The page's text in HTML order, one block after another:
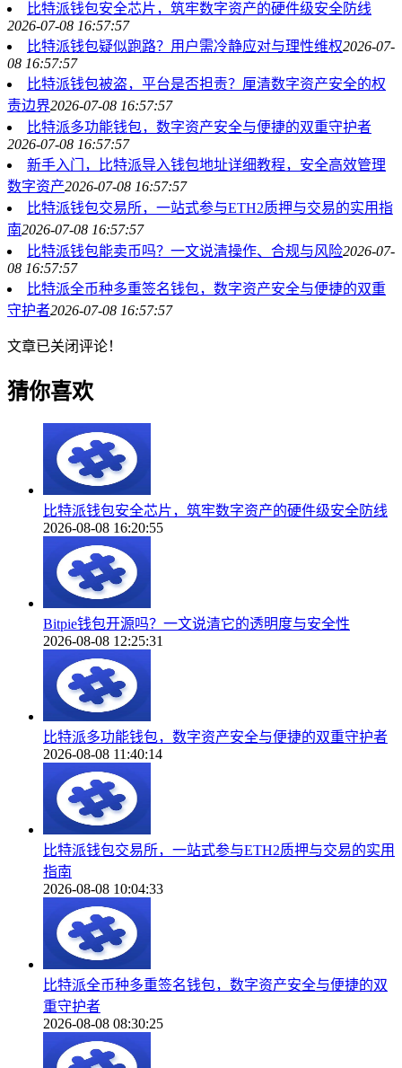
比特派钱包安全芯片，筑牢数字资产的硬件级安全防线
2026-07-08 16:57:57
比特派钱包疑似跑路？用户需冷静应对与理性维权2026-07-
08 16:57:57
比特派钱包被盗，平台是否担责？厘清数字资产安全的权
责边界2026-07-08 16:57:57
比特派多功能钱包，数字资产安全与便捷的双重守护者
2026-07-08 16:57:57
新手入门，比特派导入钱包地址详细教程，安全高效管理
数字资产2026-07-08 16:57:57
比特派钱包交易所，一站式参与ETH2质押与交易的实用指
南2026-07-08 16:57:57
比特派钱包能卖币吗？一文说清操作、合规与风险2026-07-
08 16:57:57
比特派全币种多重签名钱包，数字资产安全与便捷的双重
守护者2026-07-08 16:57:57
文章已关闭评论！
猜你喜欢
比特派钱包安全芯片，筑牢数字资产的硬件级安全防线
2026-08-08 16:20:55
Bitpie钱包开源吗？一文说清它的透明度与安全性
2026-08-08 12:25:31
比特派多功能钱包，数字资产安全与便捷的双重守护者
2026-08-08 11:40:14
比特派钱包交易所，一站式参与ETH2质押与交易的实用
指南
2026-08-08 10:04:33
比特派全币种多重签名钱包，数字资产安全与便捷的双
重守护者
2026-08-08 08:30:25